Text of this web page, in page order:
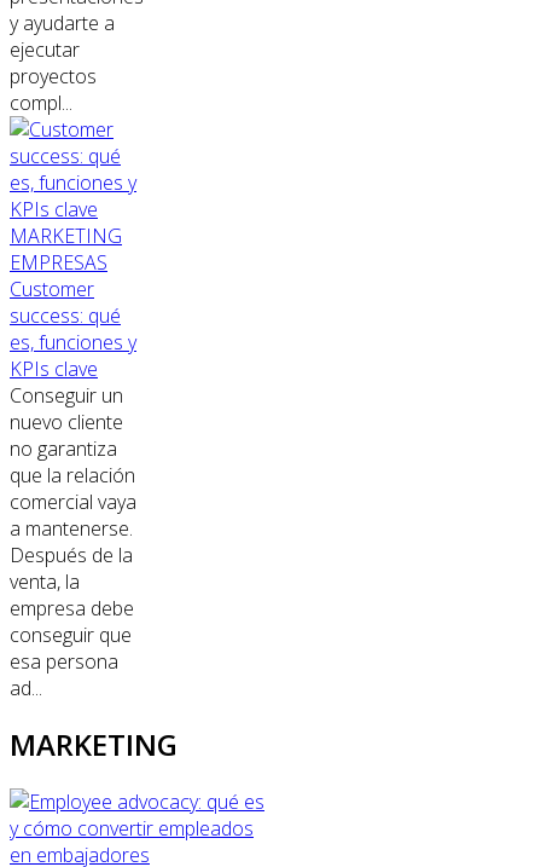
y ayudarte a
ejecutar
proyectos
compl...
MARKETING
EMPRESAS
Customer
success: qué
es, funciones y
KPIs clave
Conseguir un
nuevo cliente
no garantiza
que la relación
comercial vaya
a mantenerse.
Después de la
venta, la
empresa debe
conseguir que
esa persona
ad...
MARKETING